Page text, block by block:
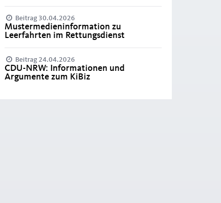
Beitrag 30.04.2026
Mustermedieninformation zu
Leerfahrten im Rettungsdienst
Beitrag 24.04.2026
CDU-NRW: Informationen und
Argumente zum KiBiz